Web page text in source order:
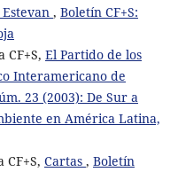
, Boletín CF+S:
El Partido de los
Interamericano de
23 (2003): De Sur a
en América Latina,
Cartas , Boletín